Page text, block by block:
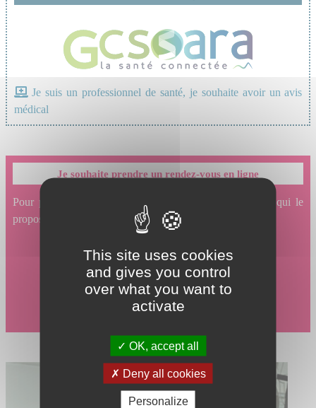
Je suis un professionnel de santé, je souhaite avoir un avis
médical
Je souhaite prendre un rendez-vous en ligne
Pour prendre un rendez-vous en ligne avec un service qui le
propose, cliquez ici.
This site uses cookies
and gives you control
over what you want to
activate
OK, accept all
Deny all cookies
Personalize